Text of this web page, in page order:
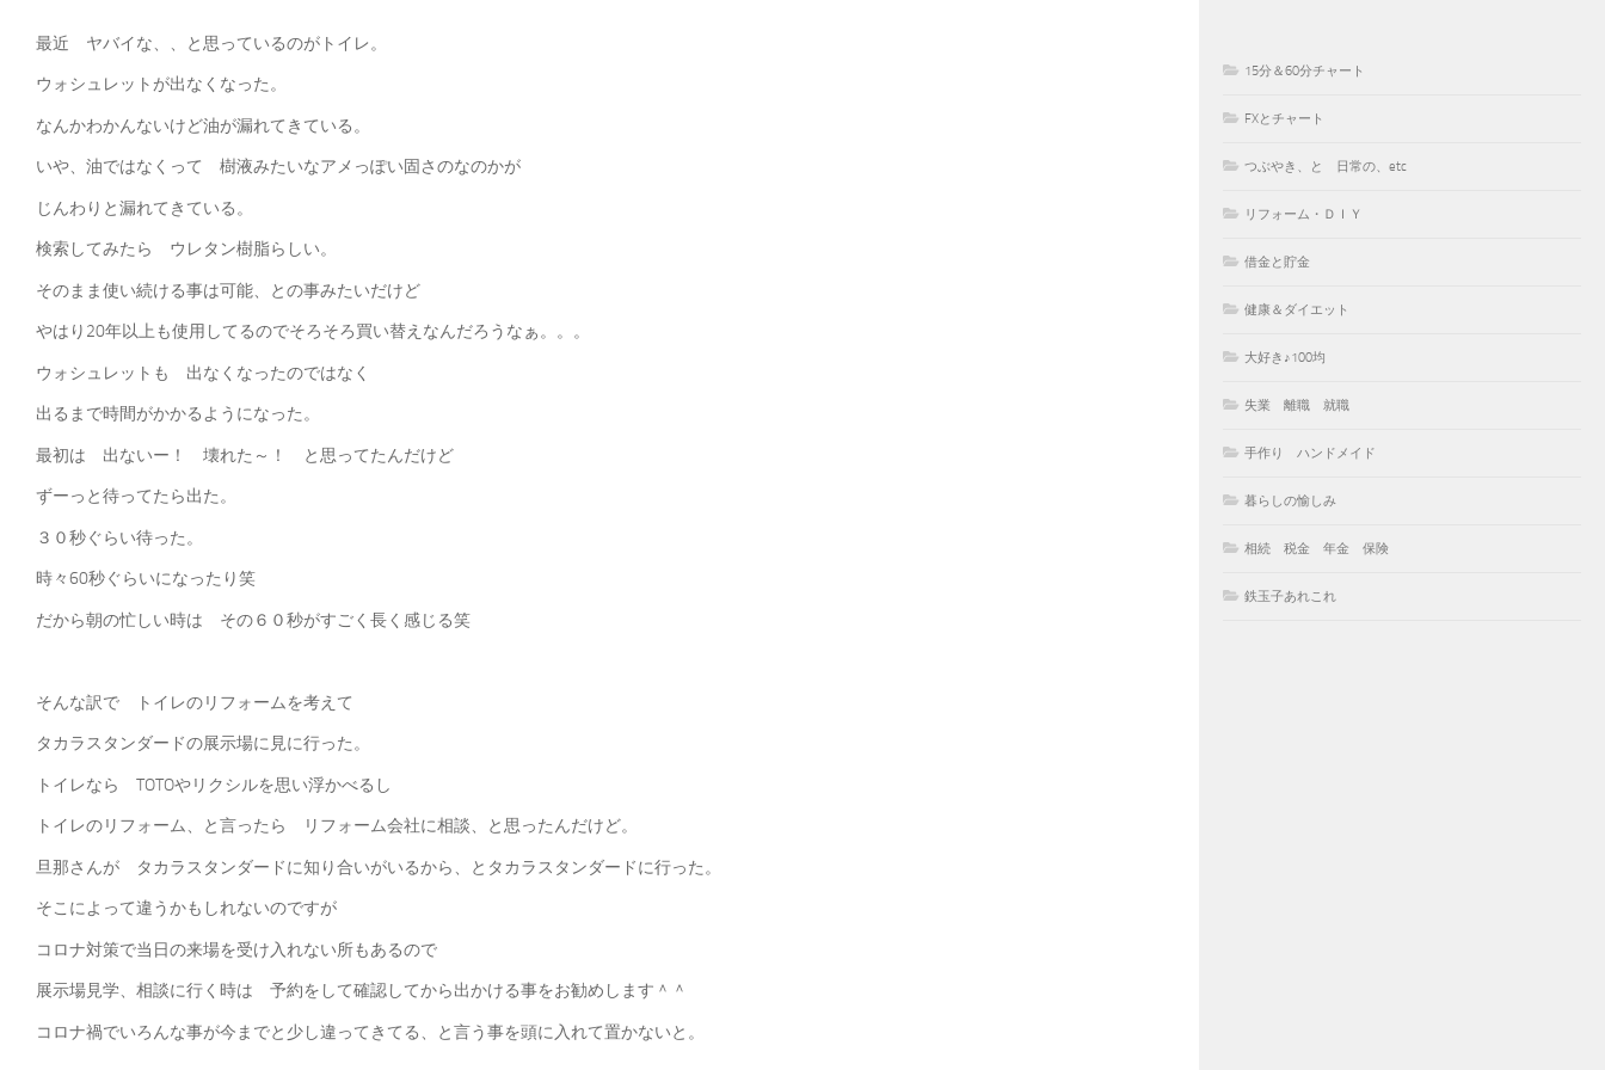
最近 ヤバイな、、と思っているのがトイレ。
ウォシュレットが出なくなった。
なんかわかんないけど油が漏れてきている。
いや、油ではなくって 樹液みたいなアメっぽい固さのなのかが
じんわりと漏れてきている。
検索してみたら ウレタン樹脂らしい。
そのまま使い続ける事は可能、との事みたいだけど
やはり20年以上も使用してるのでそろそろ買い替えなんだろうなぁ。。。
ウォシュレットも 出なくなったのではなく
出るまで時間がかかるようになった。
最初は 出ないー！ 壊れた～！ と思ってたんだけど
ずーっと待ってたら出た。
３０秒ぐらい待った。
時々60秒ぐらいになったり笑
だから朝の忙しい時は その６０秒がすごく長く感じる笑
そんな訳で トイレのリフォームを考えて
タカラスタンダードの展示場に見に行った。
トイレなら TOTOやリクシルを思い浮かべるし
トイレのリフォーム、と言ったら リフォーム会社に相談、と思ったんだけど。
旦那さんが タカラスタンダードに知り合いがいるから、とタカラスタンダードに行った。
そこによって違うかもしれないのですが
コロナ対策で当日の来場を受け入れない所もあるので
展示場見学、相談に行く時は 予約をして確認してから出かける事をお勧めします＾＾
コロナ禍でいろんな事が今までと少し違ってきてる、と言う事を頭に入れて置かないと。
15分＆60分チャート
FXとチャート
つぶやき、と 日常の、etc
リフォーム・ＤＩＹ
借金と貯金
健康＆ダイエット
大好き♪100均
失業 離職 就職
手作り ハンドメイド
暮らしの愉しみ
相続 税金 年金 保険
鉄玉子あれこれ